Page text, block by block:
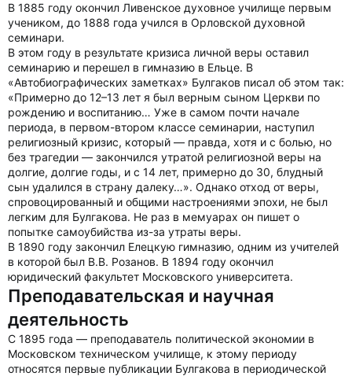
В 1885 году окончил Ливенское духовное училище первым
учеником, до 1888 года учился в Орловской духовной
семинари.
В этом году в результате кризиса личной веры оставил
семинарию и перешел в гимназию в Ельце. В
«Автобиографических заметках» Булгаков писал об этом так:
«Примерно до 12–13 лет я был верным сыном Церкви по
рождению и воспитанию… Уже в самом почти начале
периода, в первом-втором классе семинарии, наступил
религиозный кризис, который — правда, хотя и с болью, но
без трагедии — закончился утратой религиозной веры на
долгие, долгие годы, и с 14 лет, примерно до 30, блудный
сын удалился в страну далеку…». Однако отход от веры,
спровоцированный и общими настроениями эпохи, не был
легким для Булгакова. Не раз в мемуарах он пишет о
попытке самоубийства из-за утраты веры.
В 1890 году закончил Елецкую гимназию, одним из учителей
в которой был В.В. Розанов. В 1894 году окончил
юридический факультет Московского университета.
Преподавательская и научная
деятельность
С 1895 года — преподаватель политической экономии в
Московском техническом училище, к этому периоду
относятся первые публикации Булгакова в периодической